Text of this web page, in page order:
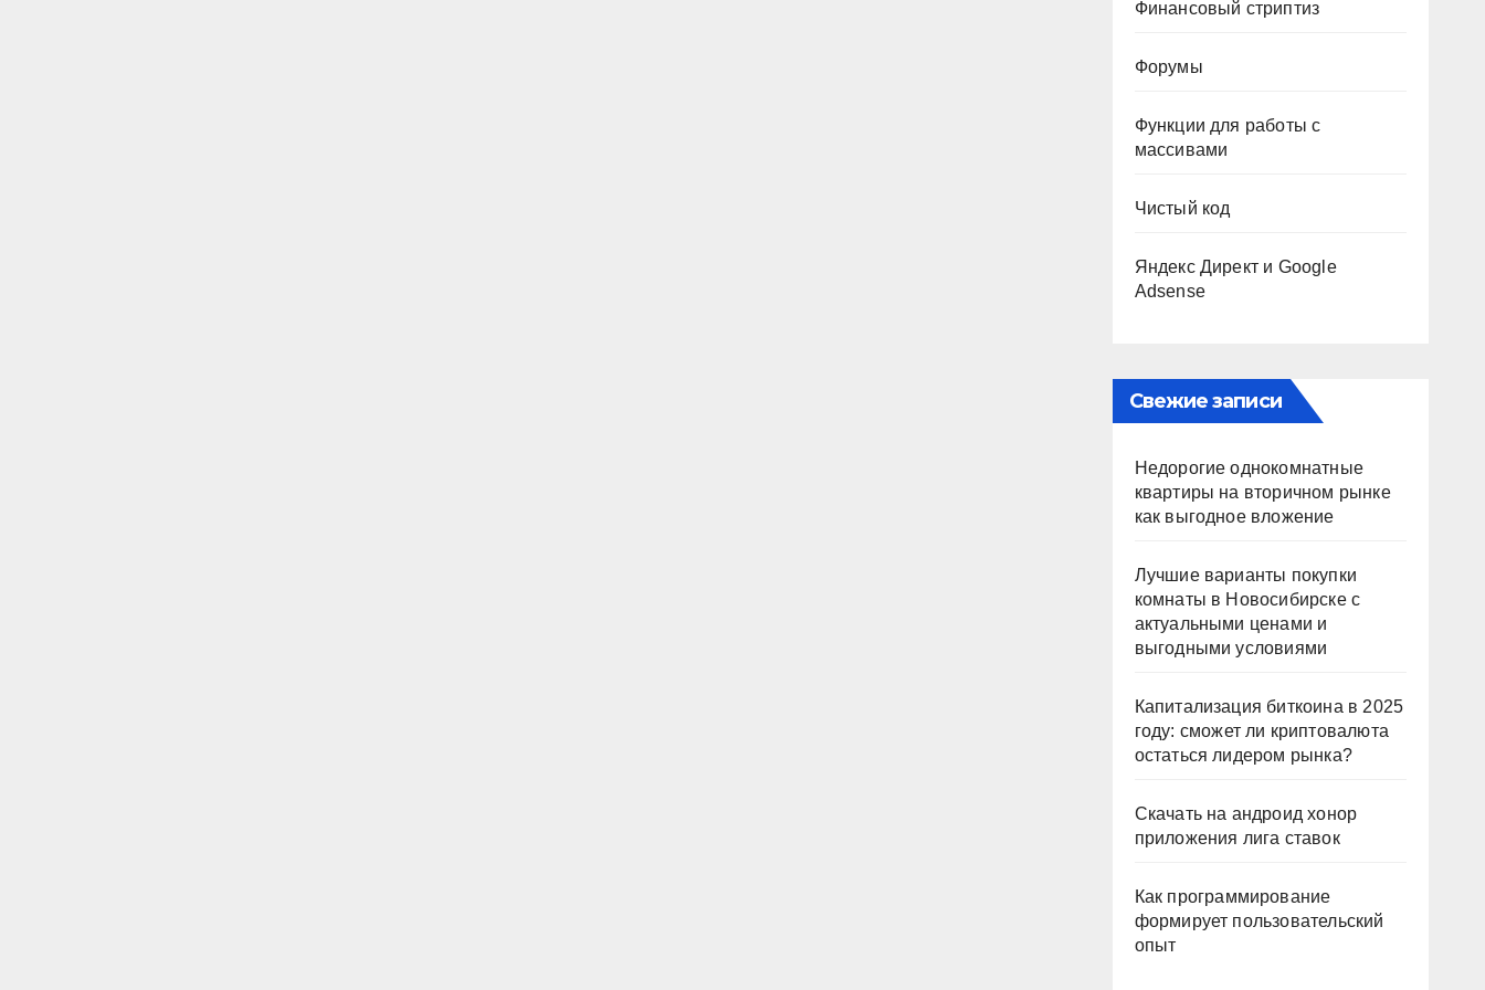
Финансовый стриптиз
Форумы
Функции для работы с
массивами
Чистый код
Яндекс Директ и Google
Adsense
Свежие записи
Недорогие однокомнатные
квартиры на вторичном рынке
как выгодное вложение
Лучшие варианты покупки
комнаты в Новосибирске с
актуальными ценами и
выгодными условиями
Капитализация биткоина в 2025
году: сможет ли криптовалюта
остаться лидером рынка?
Скачать на андроид хонор
приложения лига ставок
Как программирование
формирует пользовательский
опыт